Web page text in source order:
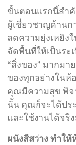
ขั้นตอนแรกนี้สำ
ผู้เชี่ยวชาญด้าน
ลดความยุ่งเหยิง
จัดพื้นที่ให้เป็นระ
“สิ่งของ” มากมา
ของทุกอย่างในห้
คุณมีความสุข พิจ
นั้น คุณก็จะได้ปร
และใช้งานได้จริ
ผนังสีสว่าง ทำให้